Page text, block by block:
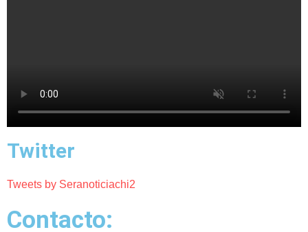
Twitter
Tweets by Seranoticiachi2
Contacto: